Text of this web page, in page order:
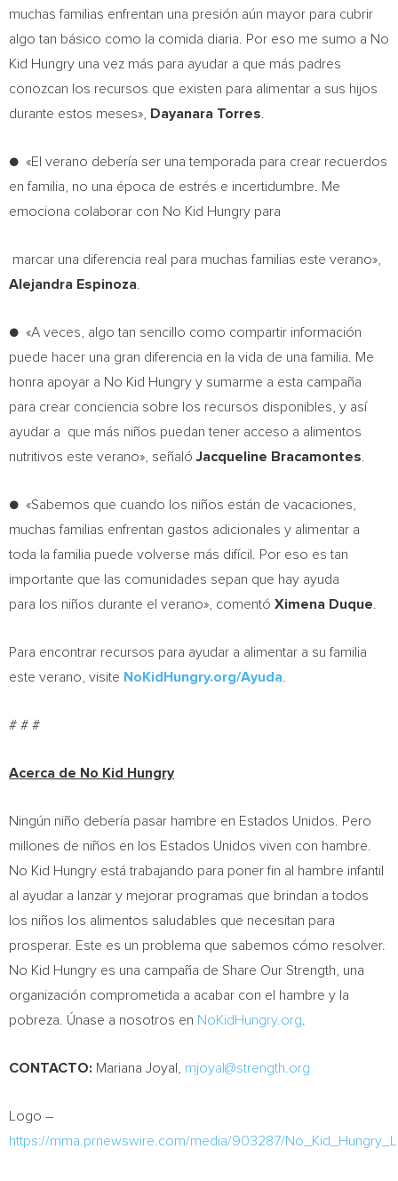
muchas familias enfrentan una presión aún mayor para cubrir
algo tan básico como la comida diaria. Por eso me sumo a No
Kid Hungry una vez más para ayudar a que más padres
conozcan los recursos que existen para alimentar a sus hijos
durante estos meses»,
Dayanara Torres
● «El verano debería ser una temporada para crear recuerdos
en familia, no una época de estrés e incertidumbre. Me
emociona colaborar con No Kid Hungry para
marcar una diferencia real para muchas familias este verano»,
Alejandra Espinoza
● «A veces, algo tan sencillo como compartir información
puede hacer una gran diferencia en la vida de una familia. Me
honra apoyar a No Kid Hungry y sumarme a esta campaña
para crear conciencia sobre los recursos disponibles, y así
ayudar a que más niños puedan tener acceso a alimentos
nutritivos este verano», señalóJacqueline Bracamontes
● «Sabemos que cuando los niños están de vacaciones,
muchas familias enfrentan gastos adicionales y alimentar a
toda la familia puede volverse más difícil. Por eso es tan
importante que las comunidades sepan que hay ayuda
para los niños durante el verano», comentó Ximena Duque
Para encontrar recursos para ayudar a alimentar a su familia
este verano, visite NoKidHungry.org/Ayuda
# # #
Acerca de No Kid Hungry
Ningún niño debería pasar hambre en Estados Unidos. Pero
millones de niños en los Estados Unidos viven con hambre.
No Kid Hungry está trabajando para poner fin al hambre infantil
al ayudar a lanzar y mejorar programas que brindan a todos
los niños los alimentos saludables que necesitan para
prosperar. Este es un problema que sabemos cómo resolver.
No Kid Hungry es una campaña de Share Our Strength, una
organización comprometida a acabar con el hambre y la
pobreza. Únase a nosotros en NoKidHungry.org
CONTACTO: Mariana Joyal, mjoyal@strength.org
Logo –
https://mma.prnewswire.com/media/903287/